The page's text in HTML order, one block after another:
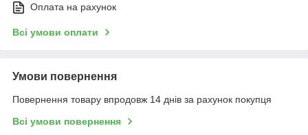
Оплата на рахунок
Всі умови оплати
Умови повернення
Повернення товару впродовж 14 днів за рахунок покупця
Всі умови повернення